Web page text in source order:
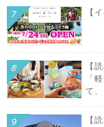
【
【
「
て、
【